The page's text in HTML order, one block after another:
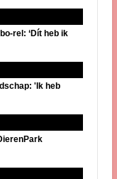
rel: ‘Dít heb ik
'Ik heb